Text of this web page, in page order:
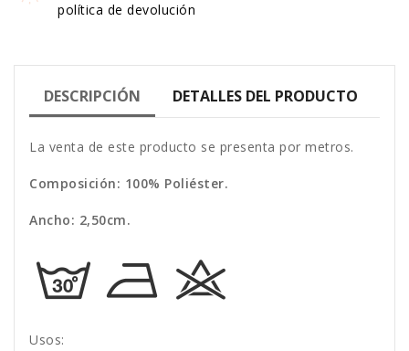
política de devolución
DESCRIPCIÓN DETALLES DEL PRODUCTO
La venta de este producto se presenta por metros.
Composición: 100% Poliéster.
Ancho: 2,50cm.
Usos: